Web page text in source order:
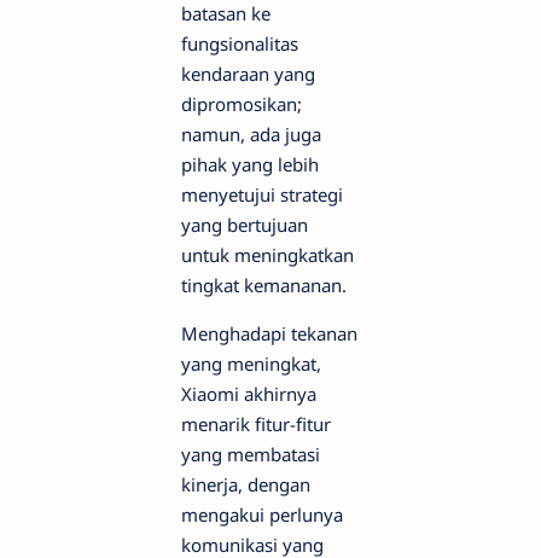
batasan ke
fungsionalitas
kendaraan yang
dipromosikan;
namun, ada juga
pihak yang lebih
menyetujui strategi
yang bertujuan
untuk meningkatkan
tingkat kemananan.
Menghadapi tekanan
yang meningkat,
Xiaomi akhirnya
menarik fitur-fitur
yang membatasi
kinerja, dengan
mengakui perlunya
komunikasi yang